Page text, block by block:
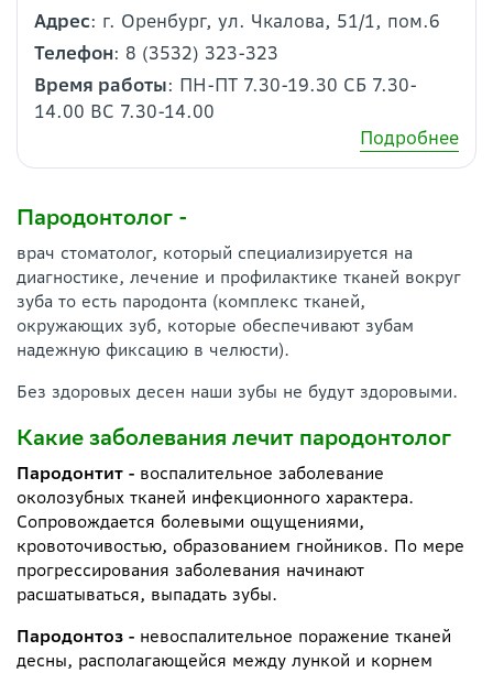
Адрес: г. Оренбург, ул. Чкалова, 51/1, пом.6
Телефон: 8 (3532) 323-323
Время работы: ПН-ПТ 7.30-19.30 СБ 7.30-
14.00 ВС 7.30-14.00
Подробнее
Пародонтолог -
врач стоматолог, который специализируется на
диагностике, лечение и профилактике тканей вокруг
зуба то есть пародонта (комплекс тканей,
окружающих зуб, которые обеспечивают зубам
надежную фиксацию в челюсти).
Без здоровых десен наши зубы не будут здоровыми.
Какие заболевания лечит пародонтолог
Пародонтит - воспалительное заболевание
околозубных тканей инфекционного характера.
Сопровождается болевыми ощущениями,
кровоточивостью, образованием гнойников. По мере
прогрессирования заболевания начинают
расшатываться, выпадать зубы.
Пародонтоз - невоспалительное поражение тканей
десны, располагающейся между лункой и корнем